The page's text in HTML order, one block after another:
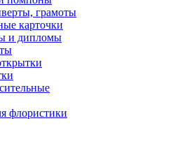
грамоты
карточки
и дипломы
флористики